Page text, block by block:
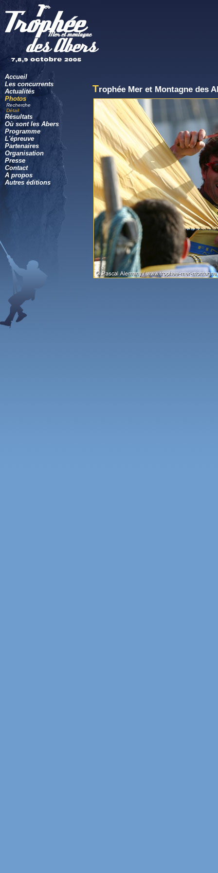
Accueil
Les concurrents
Actualités
Photos
Recherche
Détail
Résultats
Où sont les Abers
Programme
L'épreuve
Partenaires
Organisation
Presse
Contact
A propos
Autres éditions
Trophée Mer et Montagne des